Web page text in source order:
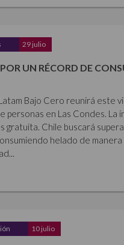
29 julio
UN RÉCORD DE
Bajo Cero reunirá este
personas en Las Condes. La
gratuita. Chile buscará
helado de manera
10 julio